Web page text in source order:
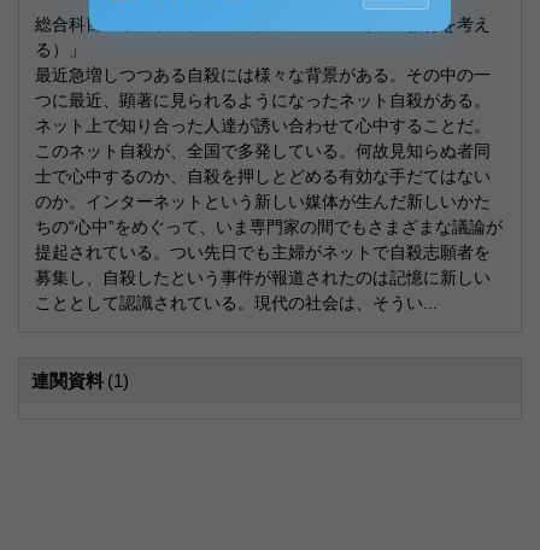
総合科目レポート「デス・エデューション（命の教育を考え
る）」
最近急増しつつある自殺には様々な背景がある。その中の一
つに最近、顕著に見られるようになったネット自殺がある。
ネット上で知り合った人達が誘い合わせて心中することだ。
このネット自殺が、全国で多発している。何故見知らぬ者同
士で心中するのか、自殺を押しとどめる有効な手だてはない
のか。インターネットという新しい媒体が生んだ新しいかた
ちの“心中”をめぐって、いま専門家の間でもさまざまな議論が
提起されている。つい先日でも主婦がネットで自殺志願者を
募集し、自殺したという事件が報道されたのは記憶に新しい
こととして認識されている。現代の社会は、そうい...
連関資料 (1)